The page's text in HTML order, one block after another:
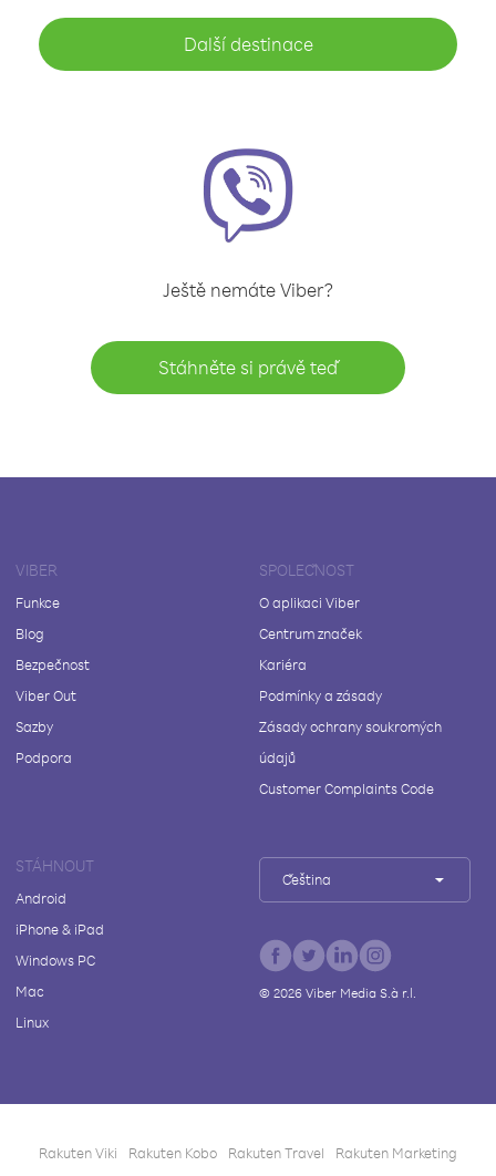
Další destinace
Ještě nemáte Viber?
Stáhněte si právě teď
VIBER
Funkce
Blog
Bezpečnost
Viber Out
Sazby
Podpora
SPOLEČNOST
O aplikaci Viber
Centrum značek
Kariéra
Podmínky a zásady
Zásady ochrany soukromých
údajů
Customer Complaints Code
STÁHNOUT
Android
iPhone & iPad
Windows PC
Mac
Linux
Čeština
© 2026Viber Media S.à r.l.
Rakuten Viki Rakuten Kobo Rakuten Travel Rakuten Marketing